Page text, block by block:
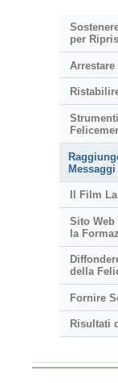
per
Il Film
Sito Web
la
della
Fornire
Risultati